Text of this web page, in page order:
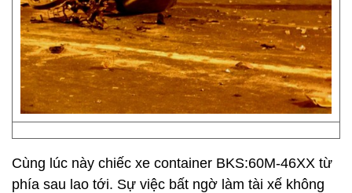
Cùng lúc này chiếc xe container BKS:60M-46XX từ
phía sau lao tới. Sự việc bất ngờ làm tài xế không